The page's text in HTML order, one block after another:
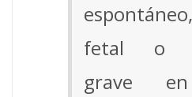
fetal o
grave